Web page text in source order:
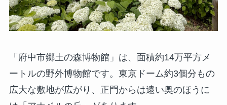
「府中市郷土の森博物館」は、面積約14万平方メ
ートルの野外博物館です。東京ドーム約3個分もの
広大な敷地が広がり、正門からは遠い奥のほうに